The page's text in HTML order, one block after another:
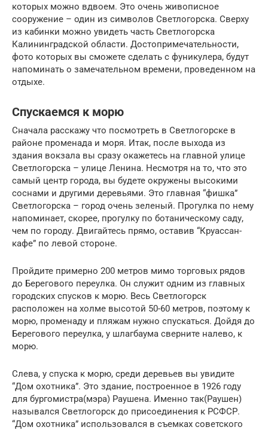
которых можно вдвоем. Это очень живописное
сооружение – один из символов Светлогорска. Сверху
из кабинки можно увидеть часть Светлогорска
Калининградской области. Достопримечательности,
фото которых вы сможете сделать с фуникулера, будут
напоминать о замечательном времени, проведенном на
отдыхе.
Спускаемся к морю
Сначала расскажу что посмотреть в Светлогорске в
районе променада и моря. Итак, после выхода из
здания вокзала вы сразу окажетесь на главной улице
Светлогорска – улице Ленина. Несмотря на то, что это
самый центр города, вы будете окружены высокими
соснами и другими деревьями. Это главная “фишка”
Светлогорска – город очень зеленый. Прогулка по нему
напоминает, скорее, прогулку по ботаническому саду,
чем по городу. Двигайтесь прямо, оставив “Круассан-
кафе” по левой стороне.
Пройдите примерно 200 метров мимо торговых рядов
до Берегового переулка. Он служит одним из главных
городских спусков к морю. Весь Светлогорск
расположен на холме высотой 50-60 метров, поэтому к
морю, променаду и пляжам нужно спускаться. Дойдя до
Берегового переулка, у шлагбаума сверните налево, к
морю.
Слева, у спуска к морю, среди деревьев вы увидите
“Дом охотника”. Это здание, построенное в 1926 году
для бургомистра(мэра) Раушена. Именно так(Раушен)
назывался Светлогорск до присоединения к РСФСР.
“Дом охотника” использовался в съемках советского